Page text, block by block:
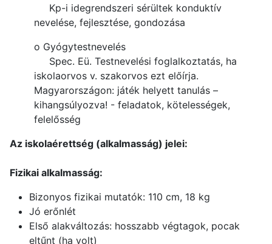
Kp-i idegrendszeri sérültek konduktív
nevelése, fejlesztése, gondozása
o Gyógytestnevelés
Spec. Eü. Testnevelési foglalkoztatás, ha
iskolaorvos v. szakorvos ezt előírja.
Magyarországon: játék helyett tanulás –
kihangsúlyozva! - feladatok, kötelességek,
felelősség
Az iskolaérettség (alkalmasság) jelei:
Fizikai alkalmasság:
Bizonyos fizikai mutatók: 110 cm, 18 kg
Jó erőnlét
Első alakváltozás: hosszabb végtagok, pocak
eltűnt (ha volt)